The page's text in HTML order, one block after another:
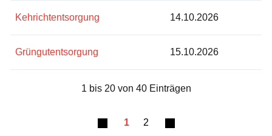
Kehrichtentsorgung 14.10.2026
Grüngutentsorgung 15.10.2026
1 bis 20 von 40 Einträgen
1 2